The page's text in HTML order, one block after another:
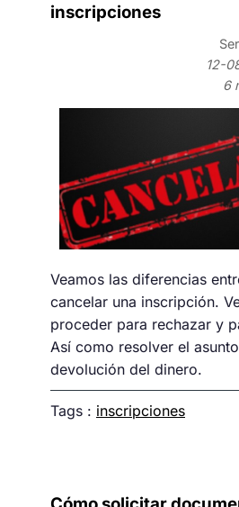
inscripciones
12-
6
Veamos las diferencias
cancelar una inscripción.
proceder para rechazar y
Así como resolver el
devolución del dinero.
Tags : inscripciones